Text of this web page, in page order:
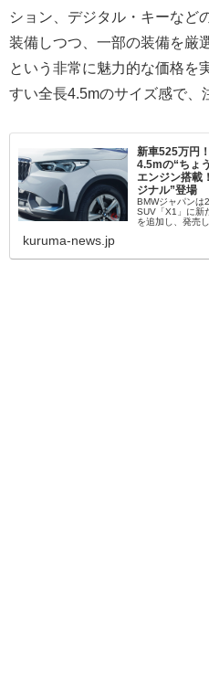
ション、デジタル・キーなど
装備しつつ、一部の装備を厳
という非常に魅力的な価格を
すい全長4.5mのサイズ感で、
新車525万円
4.5mの“ちょ
エンジン搭載
ジナル”登場
BMWジャパンは
SUV「X1」に新
を追加し、発売
kuruma-news.jp